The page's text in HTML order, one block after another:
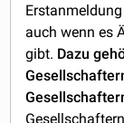
auch wenn es
gibt. Dazu